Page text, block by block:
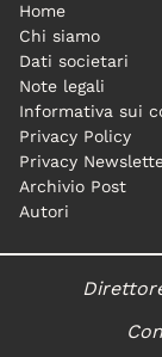
Home
Chi siamo
Dati societari
Note legali
Informativa sui
Privacy Policy
Privacy
Archivio Post
Autori